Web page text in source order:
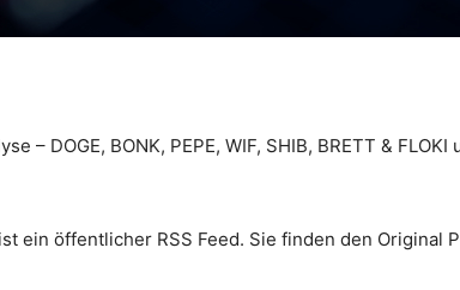
– DOGE, BONK, PEPE, WIF, SHIB, BRETT & FLOKI
ein öffentlicher RSS Feed. Sie finden den Original